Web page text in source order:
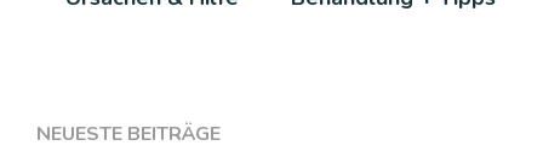
NEUESTE BEITRÄGE